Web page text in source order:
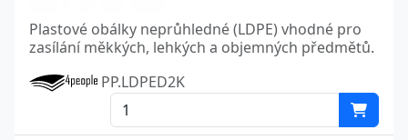
Plastové obálky neprůhledné (LDPE) vhodné pro
zasílání měkkých, lehkých a objemných předmětů.
PP.LDPED2K